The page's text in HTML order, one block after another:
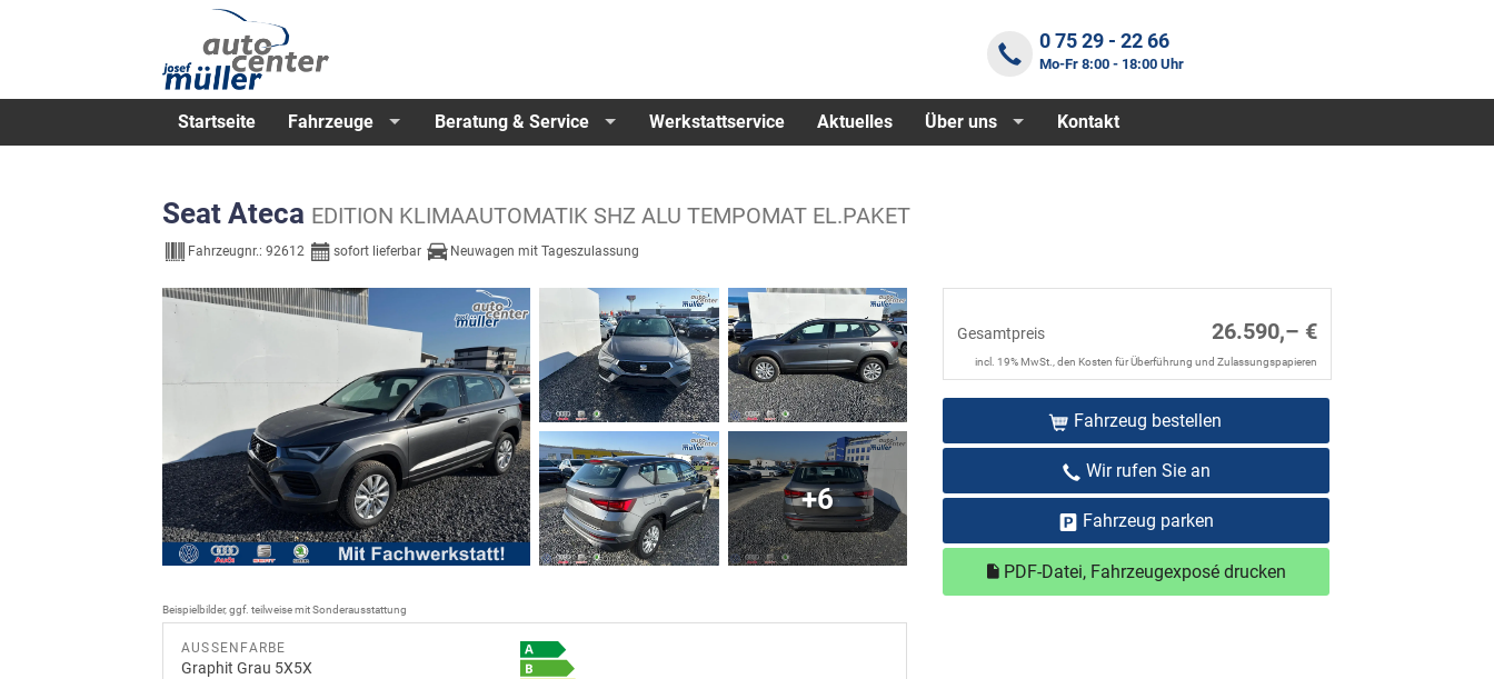
0 75 29 - 22 66
Mo-Fr 8:00 - 18:00 Uhr
Startseite Fahrzeuge Beratung & Service Werkstattservice Aktuelles Über uns Kontakt
Seat Ateca EDITION KLIMAAUTOMATIK SHZ ALU TEMPOMAT EL.PAKET
Fahrzeugnr.: 92612 sofort lieferbar Neuwagen mit Tageszulassung
Gesamtpreis 26.590,– €
incl. 19% MwSt., den Kosten für Überführung und Zulassungspapieren
Fahrzeug bestellen
Wir rufen Sie an
Fahrzeug parken
PDF-Datei, Fahrzeugexposé drucken
+6
Beispielbilder, ggf. teilweise mit Sonderausstattung
AUSSENFARBE
Graphit Grau 5X5X